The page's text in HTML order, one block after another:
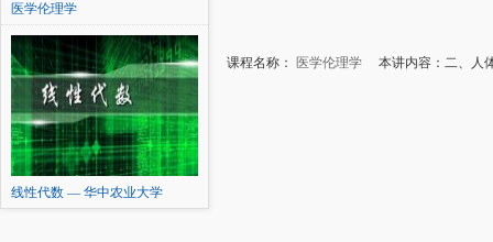
医学伦理学
线性代数 — 华中农业大学
课程名称： 医学伦理学 本讲内容：二、人